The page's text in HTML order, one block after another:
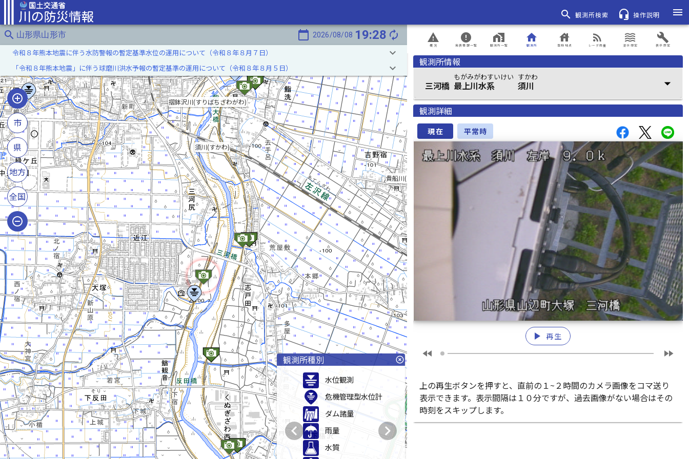
search 観測所検索 headset_mic 操作説明
menu
search 山形県山形市 calendar_today 2026/08/08 19:28 autorenew
須川(すかわ)
貴船川(きぶねがわ)
摺鉢沢川(すりばちざわがわ)
令和８年熊本地震に伴う水防警報の暫定基準水位の運用について（令和８年８月７日） keyboard_arrow_down
「令和８年熊本地震」に伴う球磨川洪水予報の暫定基準の運用について（令和８年８月５日） keyboard_arrow_down
市
県
地方
全国
観測所種別 highlight_off
水位観測
危機管理型水位計
ダム諸量
雨量
水質
chevron_left chevron_right
概況
report_problem
発表情報一覧
error
観測所一覧
home_work
観測所
home
登録地点
house
レーダ雨量
rss_feed
浸水想定
waves
表示設定
build
観測所情報
三河橋
もがみがわすいけい
最上川水系
すかわ
須川 arrow_drop_down
観測詳細
現在 平常時
play_arrow 再生
fast_rewind fast_forward
上の再生ボタンを押すと、直前の１~２時間のカメラ画像をコマ送り
表示できます。表示間隔は１０分ですが、過去画像がない場合はその
時刻をスキップします。